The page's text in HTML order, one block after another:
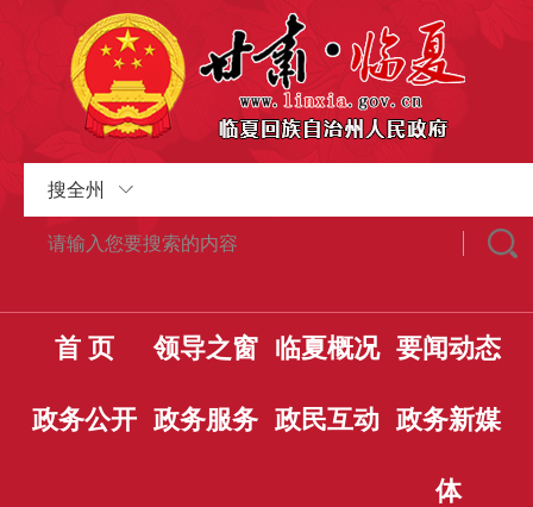
搜全州
首 页 领导之窗 临夏概况 要闻动态
政务公开 政务服务 政民互动 政务新媒
体